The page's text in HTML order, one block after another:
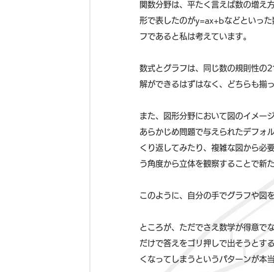
関数分野は、平たく言えば数の増え
形で表したのがy=ax+bなどといっ
フであると私は考えています。
数式とグラフは、同じ数の規則性の
解ができるはずはなく、どちらも揃
また、図形分野において図のイメー
あらかじめ問題で与えられたデフォ
くり返してみたり、複雑な図から必
う角度から立体を観察することで新
このように、自分の手でグラフや図
ところが、ただでさえ数学が得意で
だけで答えをゴリ押しで出そうとす
くなってしまうというパターンが本